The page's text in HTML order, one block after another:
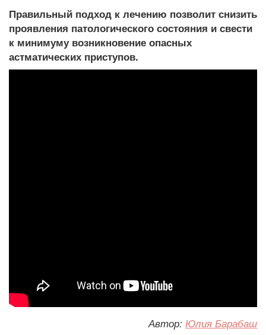
Правильный подход к лечению позволит снизить
проявления патологического состояния и свести
к минимуму возникновение опасных
астматических приступов.
Автор: Юлия Барабаш